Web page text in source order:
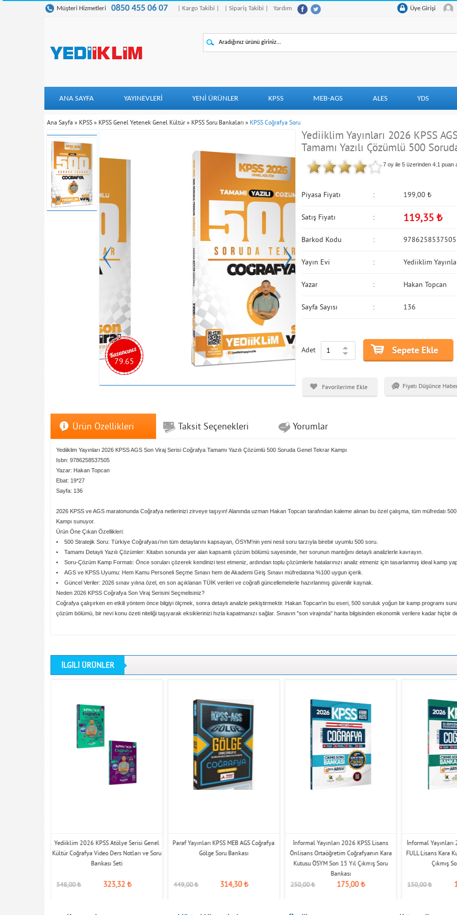
Müşteri Hizmetleri 0850 455 06 07 | Kargo Takibi | | Sipariş Takibi | Yardım Üye Girişi
ANA SAYFA YAYINEVLERİ YENI ÜRÜNLER KPSS MEB-AGS ALES YDS
Ana Sayfa » KPSS » KPSS Genel Yetenek Genel Kültür » KPSS Soru Bankaları » KPSS Coğrafya Soru
79.65
Yediiklim Yayınları 2026 KPSS
Tamamı Yazılı Çözümlü 500
7 oy ile 5 üzerinden 4.1 puan
Piyasa Fiyatı 199,00 ₺
Satış Fiyatı 119,35 ₺
Barkod Kodu 9786258537505
Yayın Evi Yediiklim
Yazar Hakan Topcan
Sayfa Sayısı 136
Adet
Ürün Özellikleri Taksit Seçenekleri Yorumlar
Yediiklim Yayınları 2026 KPSS AGS Son Viraj Serisi Coğrafya Tamamı Yazılı Çözümlü 500 Soruda Genel Tekrar Kampı
Isbn: 9786258537505
Yazar: Hakan Topcan
Ebat: 19*27
Sayfa: 136
2026 KPSS ve AGS maratonunda Coğrafya netlerinizi zirveye taşıyın! Alanında uzman Hakan Topcan tarafından kaleme alınan bu özel çalışma, tüm müfredatı
Kampı sunuyor.
Ürün Öne Çıkan Özellikleri:
• 500 Stratejik Soru: Türkiye Coğrafyası’nın tüm detaylarını kapsayan, ÖSYM’nin yeni nesil soru tarzıyla birebir uyumlu 500 soru.
• Tamamı Detaylı Yazılı Çözümler: Kitabın sonunda yer alan kapsamlı çözüm bölümü sayesinde, her sorunun mantığını detaylı analizlerle kavrayın.
• Soru-Çözüm Kamp Formatı: Önce soruları çözerek kendinizi test etmeniz, ardından toplu çözümlerle hatalarınızı analiz etmeniz için tasarlanmış ideal kamp
• AGS ve KPSS Uyumu: Hem Kamu Personeli Seçme Sınavı hem de Akademi Giriş Sınavı müfredatına %100 uygun içerik.
• Güncel Veriler: 2026 sınav yılına özel, en son açıklanan TÜİK verileri ve coğrafi güncellemelerle hazırlanmış güvenilir kaynak.
Neden 2026 KPSS Coğrafya Son Viraj Serisini Seçmelisiniz?
Coğrafya çalışırken en etkili yöntem önce bilgiyi ölçmek, sonra detaylı analizle pekiştirmektir. Hakan Topcan'ın bu eseri, 500 soruluk yoğun bir kamp programı
çözüm bölümü, bir nevi konu özeti niteliği taşıyarak eksiklerinizi hızla kapatmanızı sağlar. Sınavın "son virajında" harita bilgisinden ekonomik verilere kadar hiçbir
İLGİLİ ÜRÜNLER
AGS Coğrafya
₺
Yediiklim 2026 KPSS Atölye Serisi Genel
Kültür Coğrafya Video Ders Notları ve Soru
Bankası Seti
548,00₺ 323,32₺
Paraf Yayınları KPSS MEB AGS Coğrafya
Gölge Soru Bankası
449,00₺ 314,30₺
İnformal Yayınları 2026 KPSS Lisans
Önlisans Ortaöğretim Coğrafyanın Kara
Kutusu ÖSYM Son 15 Yıl Çıkmış Soru
Bankası
250,00₺ 175,00₺
İnformal Yayınları
FULL Lisans Kara
Çıkmış
150,00₺